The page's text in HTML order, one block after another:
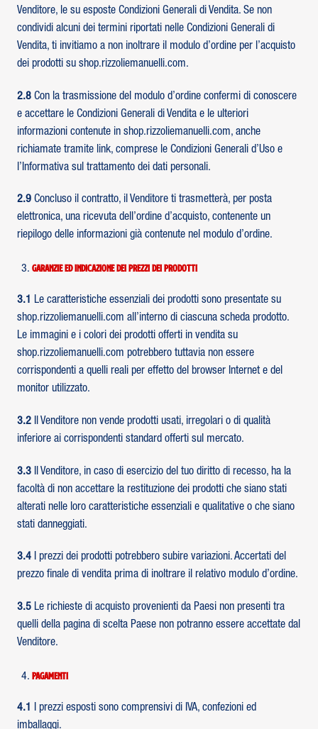
Venditore, le su esposte Condizioni Generali di Vendita. Se non
condividi alcuni dei termini riportati nelle Condizioni Generali di
Vendita, ti invitiamo a non inoltrare il modulo d’ordine per l’acquisto
dei prodotti su shop.rizzoliemanuelli.com.
2.8 Con la trasmissione del modulo d’ordine confermi di conoscere
e accettare le Condizioni Generali di Vendita e le ulteriori
informazioni contenute in shop.rizzoliemanuelli.com, anche
richiamate tramite link, comprese le Condizioni Generali d’Uso e
l’Informativa sul trattamento dei dati personali.
2.9 Concluso il contratto, il Venditore ti trasmetterà, per posta
elettronica, una ricevuta dell’ordine d’acquisto, contenente un
riepilogo delle informazioni già contenute nel modulo d’ordine.
Garanzie ed indicazione dei prezzi dei prodotti
3.1 Le caratteristiche essenziali dei prodotti sono presentate su
shop.rizzoliemanuelli.com all’interno di ciascuna scheda prodotto.
Le immagini e i colori dei prodotti offerti in vendita su
shop.rizzoliemanuelli.com potrebbero tuttavia non essere
corrispondenti a quelli reali per effetto del browser Internet e del
monitor utilizzato.
3.2 Il Venditore non vende prodotti usati, irregolari o di qualità
inferiore ai corrispondenti standard offerti sul mercato.
3.3 Il Venditore, in caso di esercizio del tuo diritto di recesso, ha la
facoltà di non accettare la restituzione dei prodotti che siano stati
alterati nelle loro caratteristiche essenziali e qualitative o che siano
stati danneggiati.
3.4 I prezzi dei prodotti potrebbero subire variazioni. Accertati del
prezzo finale di vendita prima di inoltrare il relativo modulo d’ordine.
3.5 Le richieste di acquisto provenienti da Paesi non presenti tra
quelli della pagina di scelta Paese non potranno essere accettate dal
Venditore.
Pagamenti
4.1 I prezzi esposti sono comprensivi di IVA, confezioni ed
imballaggi.